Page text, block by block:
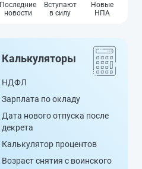
Последние
новости
Вступают
в силу
Новые
НПА
Калькуляторы
НДФЛ
Зарплата по окладу
Дата нового отпуска после
декрета
Калькулятор процентов
Возраст снятия с воинского